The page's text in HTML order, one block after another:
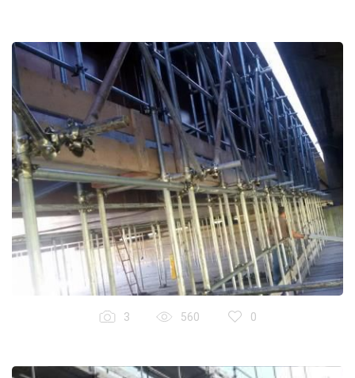
3 560 0